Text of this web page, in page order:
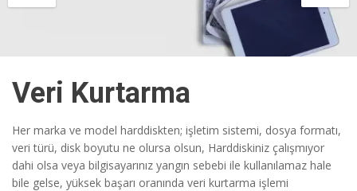
Veri Kurtarma
Her marka ve model harddiskten; işletim sistemi, dosya formatı,
veri türü, disk boyutu ne olursa olsun, Harddiskiniz çalışmıyor
dahi olsa veya bilgisayarınız yangın sebebi ile kullanılamaz hale
bile gelse, yüksek başarı oranında veri kurtarma işlemi